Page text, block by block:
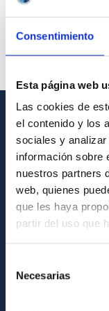
Consentimiento
Esta página web
Las cookies de
el contenido y los
sociales y
información sobre
nuestros partners
web, quienes
que les haya
partir del uso que
Necesarias
GENERAL INFORMATION
Contact
How to get to the
List of personnel
Library